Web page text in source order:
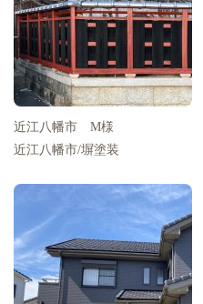
近江八幡市 M様
近江八幡市/塀塗装